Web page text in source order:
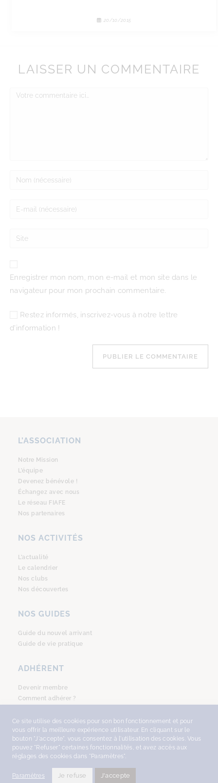
20/10/2015
LAISSER UN COMMENTAIRE
Enregistrer mon nom, mon e-mail et mon site dans le
navigateur pour mon prochain commentaire.
Restez informés, inscrivez-vous à notre lettre
d'information !
L’ASSOCIATION
Notre Mission
L’équipe
Devenez bénévole !
Échangez avec nous
Le réseau FIAFE
Nos partenaires
NOS ACTIVITÉS
L’actualité
Le calendrier
Nos clubs
Nos découvertes
NOS GUIDES
Guide du nouvel arrivant
Guide de vie pratique
ADHÉRENT
Devenir membre
Comment adhérer ?
WITH ♥︎ BY NEKOSIGN
MENTIONS LÉGALES
Ce site utilise des cookies pour son bon fonctionnement et pour
vous offrir la meilleure expérience utilisateur. En cliquant sur le
bouton "J'accepte", vous consentez à l'utilisation des cookies. Vous
pouvez "Refuser" certaines fonctionnalités, et avez accès aux
réglages des cookies dans "Paramètres".
Paramètres Je refuse J'accepte